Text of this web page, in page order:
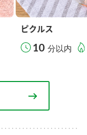
ピクルス
10 分以内